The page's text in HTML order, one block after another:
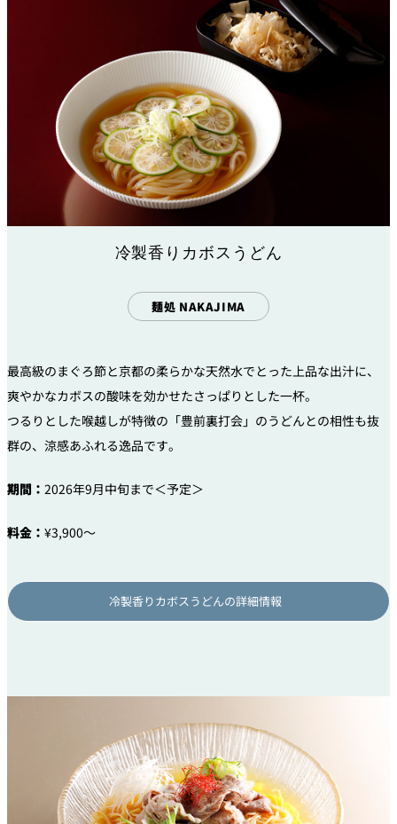
冷製香りカボスうどん
麺処 NAKAJIMA
最高級のまぐろ節と京都の柔らかな天然水でとった上品な出汁に、
爽やかなカボスの酸味を効かせたさっぱりとした一杯。
つるりとした喉越しが特徴の「豊前裏打会」のうどんとの相性も抜
群の、涼感あふれる逸品です。
期間： 2026年9月中旬まで＜予定＞
料金： ¥3,900～
冷製香りカボスうどんの詳細情報